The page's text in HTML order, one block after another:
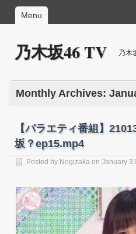
Menu
乃木坂46 TV 乃木
Monthly Archives:
【バラエティ番組】
坂？ep15.mp4
Posted by Nogizaka on January